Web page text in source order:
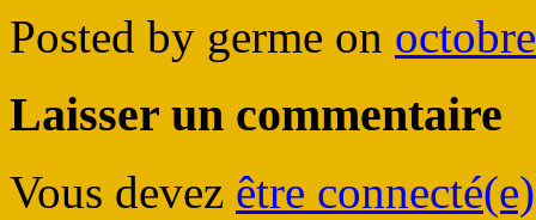
Posted by germe on
Laisser un commentaire
Vous devez être connecté(e)